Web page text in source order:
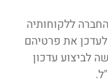
ללקוחותיה
את פרטיהם
לביצוע עדכון